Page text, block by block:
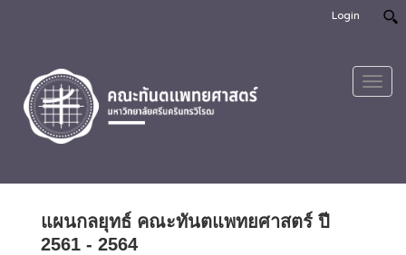
Login
แผนกลยุทธ์ คณะทันตแพทยศาสตร์ ปี
2561 - 2564